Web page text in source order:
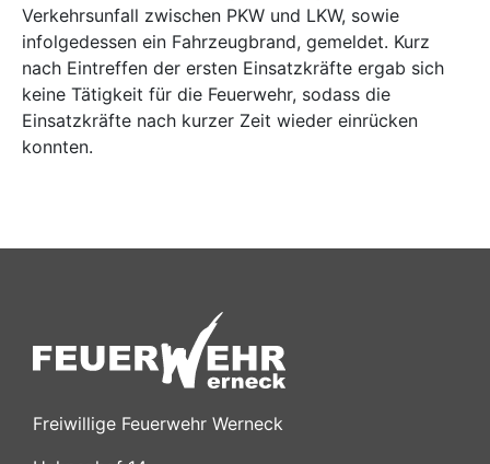
Verkehrsunfall zwischen PKW und LKW, sowie
infolgedessen ein Fahrzeugbrand, gemeldet. Kurz
nach Eintreffen der ersten Einsatzkräfte ergab sich
keine Tätigkeit für die Feuerwehr, sodass die
Einsatzkräfte nach kurzer Zeit wieder einrücken
konnten.
Freiwillige Feuerwehr Werneck